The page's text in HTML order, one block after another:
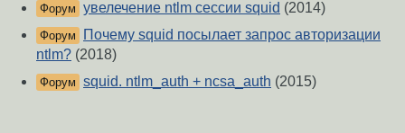
Форум увелечение ntlm сессии squid (2014)
Форум
Почему squid посылает запрос авторизации
ntlm? (2018)
Форум squid. ntlm_auth + ncsa_auth (2015)